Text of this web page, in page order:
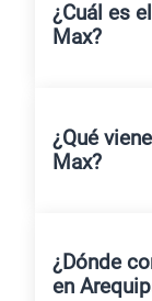
¿Cuál es
Max?
¿Qué
Max?
¿Dónde
en